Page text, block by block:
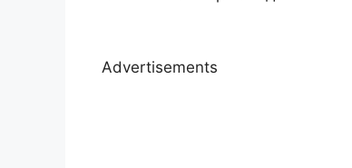
Advertisements